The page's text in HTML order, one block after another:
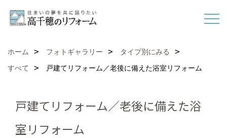
ホーム フォトギャラリー
タイプ別にみる
すべて
戸建てリフォーム／老後に備えた浴室リフォーム
戸建てリフォーム／老後に備えた浴
室リフォーム